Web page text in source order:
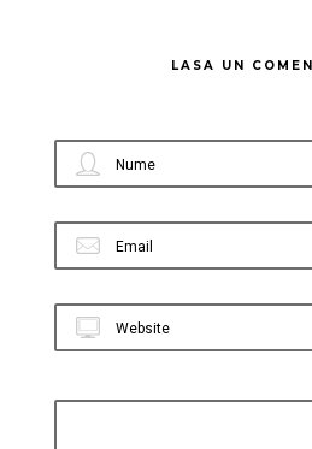
LASA UN
Nume
Email
Website